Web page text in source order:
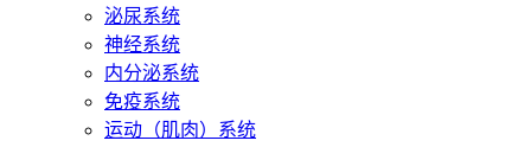
泌尿系统
神经系统
内分泌系统
免疫系统
运动（肌肉）系统